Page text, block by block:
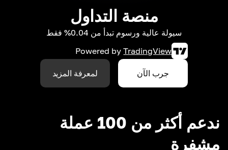
منصة التداول
سيولة عالية ورسوم تبدأ من 0.04% فقط
Powered by TradingView
جرب الآن لمعرفة المزيد
ندعم أكثر من 100 عملة
مشفرة